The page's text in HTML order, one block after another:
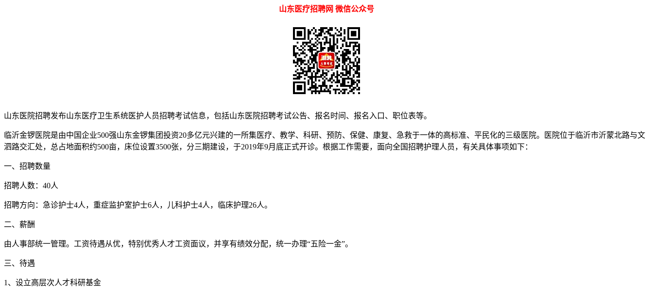
山东医疗招聘网 微信公众号
山东医院招聘发布山东医疗卫生系统医护人员招聘考试信息，包括山东医院招聘考试公告、报名时间、报名入口、职位表等。
临沂金锣医院是由中国企业500强山东金锣集团投资20多亿元兴建的一所集医疗、教学、科研、预防、保健、康复、急救于一体的高标准、平民化的三级医院。医院位于临沂市沂蒙北路与文
泗路交汇处，总占地面积约500亩，床位设置3500张，分三期建设，于2019年9月底正式开诊。根据工作需要，面向全国招聘护理人员，有关具体事项如下：
一、招聘数量
招聘人数：40人
招聘方向：急诊护士4人，重症监护室护士6人，儿科护士4人，临床护理26人。
二、薪酬
由人事部统一管理。工资待遇从优，特别优秀人才工资面议，并享有绩效分配，统一办理“五险一金”。
三、待遇
1、设立高层次人才科研基金